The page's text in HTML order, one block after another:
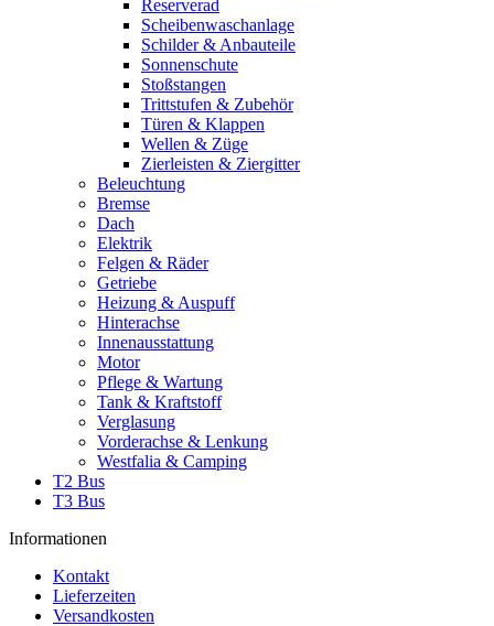
Reserverad
Scheibenwaschanlage
Schilder & Anbauteile
Sonnenschute
Stoßstangen
Trittstufen & Zubehör
Türen & Klappen
Wellen & Züge
Zierleisten & Ziergitter
Beleuchtung
Bremse
Dach
Elektrik
Felgen & Räder
Getriebe
Heizung & Auspuff
Hinterachse
Innenausstattung
Motor
Pflege & Wartung
Tank & Kraftstoff
Verglasung
Vorderachse & Lenkung
Westfalia & Camping
T2 Bus
T3 Bus
Informationen
Kontakt
Lieferzeiten
Versandkosten